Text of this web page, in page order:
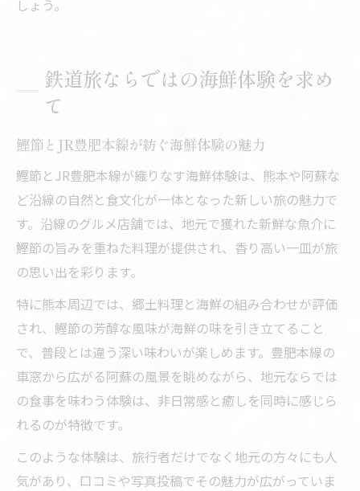
しょう。
鉄道旅ならではの海鮮体験を求め
て
鰹節とJR豊肥本線が紡ぐ海鮮体験の魅力
鰹節とJR豊肥本線が織りなす海鮮体験は、熊本や阿蘇な
ど沿線の自然と食文化が一体となった新しい旅の魅力で
す。沿線のグルメ店舗では、地元で獲れた新鮮な魚介に
鰹節の旨みを重ねた料理が提供され、香り高い一皿が旅
の思い出を彩ります。
特に熊本周辺では、郷土料理と海鮮の組み合わせが評価
され、鰹節の芳醇な風味が海鮮の味を引き立てること
で、普段とは違う深い味わいが楽しめます。豊肥本線の
車窓から広がる阿蘇の風景を眺めながら、地元ならでは
の食事を味わう体験は、非日常感と癒しを同時に感じら
れるのが特徴です。
このような体験は、旅行者だけでなく地元の方々にも人
気があり、口コミや写真投稿でその魅力が広がっていま